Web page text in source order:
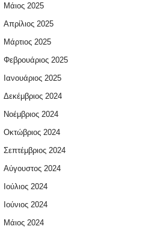
Μάιος 2025
Απρίλιος 2025
Μάρτιος 2025
Φεβρουάριος 2025
Ιανουάριος 2025
Δεκέμβριος 2024
Νοέμβριος 2024
Οκτώβριος 2024
Σεπτέμβριος 2024
Αύγουστος 2024
Ιούλιος 2024
Ιούνιος 2024
Μάιος 2024